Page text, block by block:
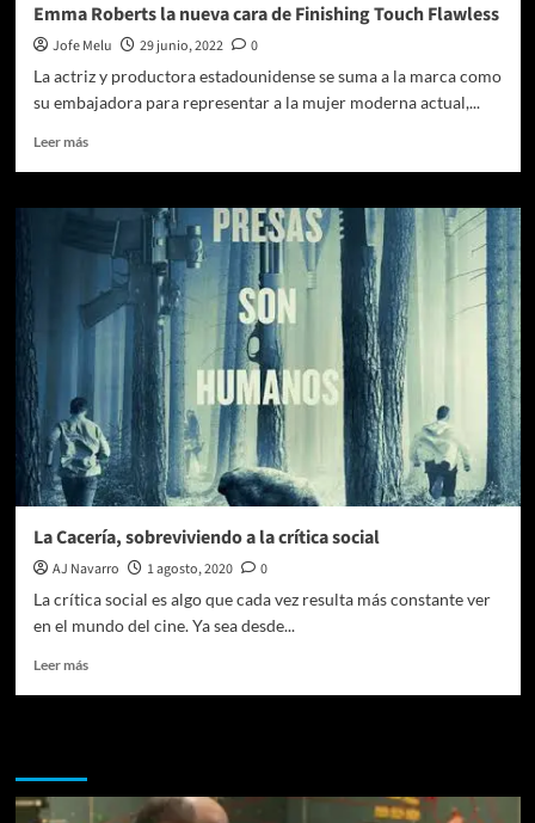
Emma Roberts la nueva cara de Finishing Touch Flawless
Jofe Melu 29 junio, 2022
0
La actriz y productora estadounidense se suma a la marca como
su embajadora para representar a la mujer moderna actual,...
Leer másLeer
Emma
Roberts
la
nueva
cara
de
Flawless
La Cacería, sobreviviendo a la crítica social
AJ Navarro 1 agosto, 2020
0
La crítica social es algo que cada vez resulta más constante ver
en el mundo del cine. Ya sea desde...
Leer másLeer
sobreviviendo
a